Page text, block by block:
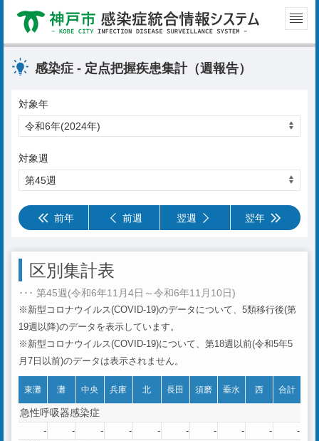
感染症 - 定点把握疾患集計（週報告）
対象年
対象週
前年 前週 翌週 翌年
区別集計表
･･･ 第45週(令和6年11月4日～令和6年11月10日)
※新型コロナウイルス(COVID-19)のデータについて、5類移行後(第
19週以降)のデータを表示しています。
※新型コロナウイルス(COVID-19)について、第18週以前(令和5年5
月7日以前)のデータは表示されません。
東灘 灘 中央 兵庫 北 長田 須磨 垂水 西 合計
急性呼吸器感染症
- - - - - - - - - -